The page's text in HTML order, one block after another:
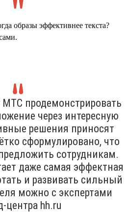
образы эффективнее текста?
продемонстрировать
через интересную
решения приносят
сформулировано, что
сотрудникам.
даже самая эффектная
и развивать сильный
можно с экспертами
центра hh.ru